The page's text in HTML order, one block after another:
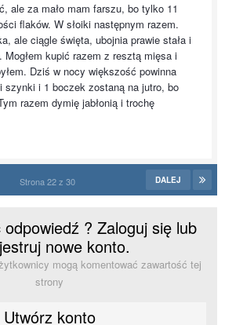
ale za mało mam farszu, bo tylko 11
flaków. W słoiki następnym razem.
ale ciągle święta, ubojnia prawie stała i
Mogłem kupić razem z resztą mięsa i
Dziś w nocy większość powinna
szynki i 1 boczek zostaną na jutro, bo
razem dymię jabłonią i trochę
DALEJ
Strona 22 z 30
? Zaloguj się lub
nowe konto.
mogą komentować zawartość tej
strony
Utwórz konto